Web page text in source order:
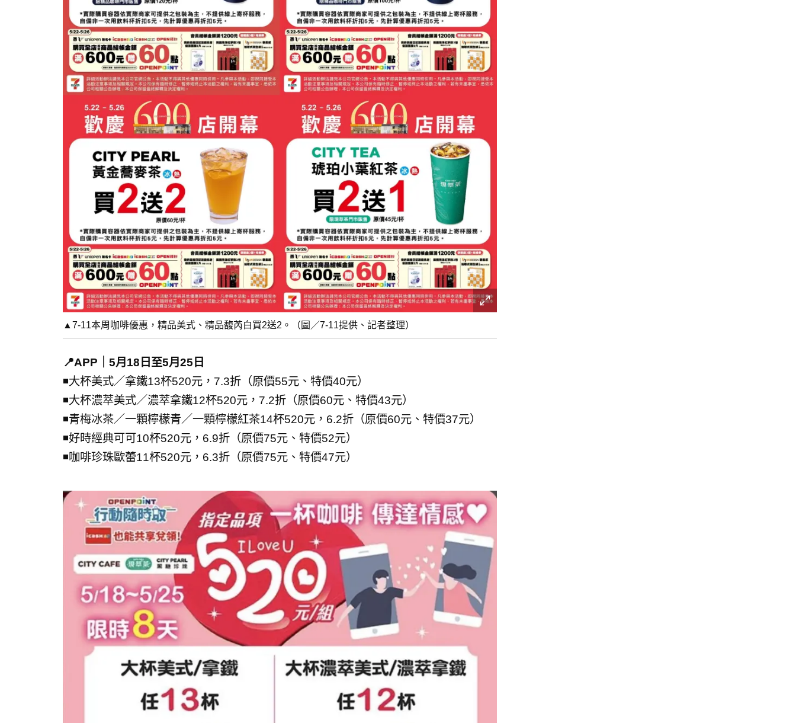
▲7-11本周咖啡優惠，精品美式、精品馥芮白買2送2。（圖／7-11提供、記者整理）
📍APP｜5月18日至5月25日
◾大杯美式／拿鐵13杯520元，7.3折（原價55元、特價40元）
◾大杯濃萃美式／濃萃拿鐵12杯520元，7.2折（原價60元、特價43元）
◾青梅冰茶／一顆檸檬青／一顆檸檬紅茶14杯520元，6.2折（原價60元、特價37元）
◾好時經典可可10杯520元，6.9折（原價75元、特價52元）
◾咖啡珍珠歐蕾11杯520元，6.3折（原價75元、特價47元）